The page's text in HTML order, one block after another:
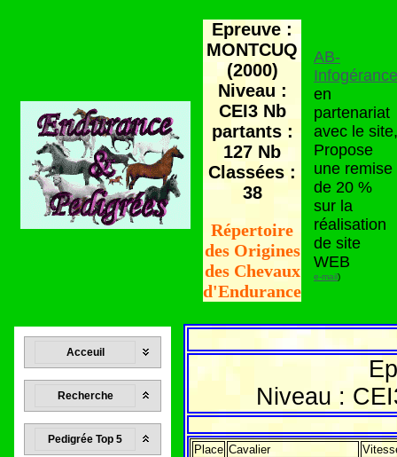
Epreuve :
MONTCUQ
(2000)
Niveau :
CEI3 Nb
partants :
127 Nb
Classées :
38
Répertoire
des Origines
des Chevaux
d'Endurance
AB-
Infogérance
en
partenariat
avec le site,
Propose
une remise
de 20 %
sur la
réalisation
de site
WEB
e-mail)
Acceuil
Recherche
Pedigrée Top 5
Niveau :
Place Cavalier